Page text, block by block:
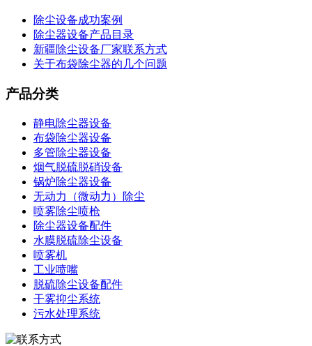
除尘设备成功案例
除尘器设备产品目录
新疆除尘设备厂家联系方式
关于布袋除尘器的几个问题
产品分类
静电除尘器设备
布袋除尘器设备
多管除尘器设备
烟气脱硫脱硝设备
锅炉除尘器设备
无动力（微动力）除尘
喷雾除尘喷枪
除尘器设备配件
水膜脱硫除尘设备
喷雾机
工业喷嘴
脱硫除尘设备配件
干雾抑尘系统
污水处理系统